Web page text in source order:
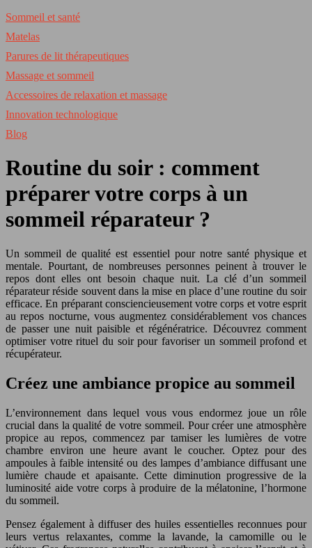
Sommeil et santé
Matelas
Parures de lit thérapeutiques
Massage et sommeil
Accessoires de relaxation et massage
Innovation technologique
Blog
Routine du soir : comment
préparer votre corps à un
sommeil réparateur ?
Un sommeil de qualité est essentiel pour notre santé physique et
mentale. Pourtant, de nombreuses personnes peinent à trouver le
repos dont elles ont besoin chaque nuit. La clé d’un sommeil
réparateur réside souvent dans la mise en place d’une routine du soir
efficace. En préparant consciencieusement votre corps et votre esprit
au repos nocturne, vous augmentez considérablement vos chances
de passer une nuit paisible et régénératrice. Découvrez comment
optimiser votre rituel du soir pour favoriser un sommeil profond et
récupérateur.
Créez une ambiance propice au sommeil
L’environnement dans lequel vous vous endormez joue un rôle
crucial dans la qualité de votre sommeil. Pour créer une atmosphère
propice au repos, commencez par tamiser les lumières de votre
chambre environ une heure avant le coucher. Optez pour des
ampoules à faible intensité ou des lampes d’ambiance diffusant une
lumière chaude et apaisante. Cette diminution progressive de la
luminosité aide votre corps à produire de la mélatonine, l’hormone
du sommeil.
Pensez également à diffuser des huiles essentielles reconnues pour
leurs vertus relaxantes, comme la lavande, la camomille ou le